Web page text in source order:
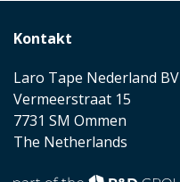
Kontakt
Laro Tape Nederland BV
Vermeerstraat 15
7731 SM Ommen
The Netherlands